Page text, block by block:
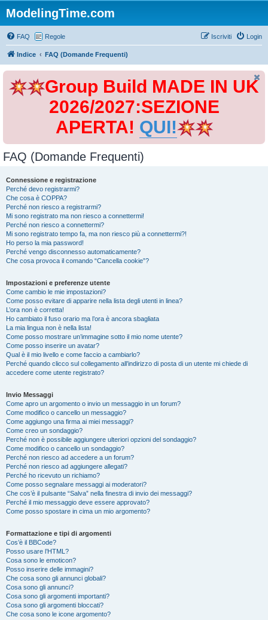
ModelingTime.com
FAQ Regole Login
Iscriviti
Indice FAQ (Domande Frequenti)
Group Build MADE IN UK
2026/2027:SEZIONE
APERTA! QUI!
FAQ (Domande Frequenti)
Connessione e registrazione
Perché devo registrarmi?
Che cosa è COPPA?
Perché non riesco a registrarmi?
Mi sono registrato ma non riesco a connettermi!
Perché non riesco a connettermi?
Mi sono registrato tempo fa, ma non riesco più a connettermi?!
Ho perso la mia password!
Perché vengo disconnesso automaticamente?
Che cosa provoca il comando “Cancella cookie”?
Impostazioni e preferenze utente
Come cambio le mie impostazioni?
Come posso evitare di apparire nella lista degli utenti in linea?
L’ora non è corretta!
Ho cambiato il fuso orario ma l’ora è ancora sbagliata
La mia lingua non è nella lista!
Come posso mostrare un’immagine sotto il mio nome utente?
Come posso inserire un avatar?
Qual è il mio livello e come faccio a cambiarlo?
Perché quando clicco sul collegamento all’indirizzo di posta di un utente mi chiede di
accedere come utente registrato?
Invio Messaggi
Come apro un argomento o invio un messaggio in un forum?
Come modifico o cancello un messaggio?
Come aggiungo una firma ai miei messaggi?
Come creo un sondaggio?
Perché non è possibile aggiungere ulteriori opzioni del sondaggio?
Come modifico o cancello un sondaggio?
Perché non riesco ad accedere a un forum?
Perché non riesco ad aggiungere allegati?
Perché ho ricevuto un richiamo?
Come posso segnalare messaggi ai moderatori?
Che cos’è il pulsante “Salva” nella finestra di invio dei messaggi?
Perché il mio messaggio deve essere approvato?
Come posso spostare in cima un mio argomento?
Formattazione e tipi di argomenti
Cos’è il BBCode?
Posso usare l’HTML?
Cosa sono le emoticon?
Posso inserire delle immagini?
Che cosa sono gli annunci globali?
Cosa sono gli annunci?
Cosa sono gli argomenti importanti?
Cosa sono gli argomenti bloccati?
Che cosa sono le icone argomento?